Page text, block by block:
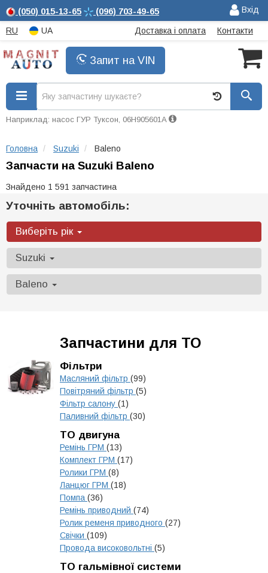
(050) 015-13-65 (096) 703-49-65 Вхід
RU UA Доставка і оплата Контакти
Запит на VIN
Наприклад: насос ГУР Туксон, 06H905601A
Головна Suzuki Baleno
Запчасти на Suzuki Baleno
Знайдено 1 591 запчастина
Уточніть автомобіль:
Виберіть рік
Suzuki
Baleno
Запчастини для ТО
Фільтри
Масляний фільтр (99)
Повітряний фільтр (5)
Фільтр салону (1)
Паливний фільтр (30)
ТО двигуна
Ремінь ГРМ (13)
Комплект ГРМ (17)
Ролики ГРМ (8)
Ланцюг ГРМ (18)
Помпа (36)
Ремінь приводний (74)
Ролик ременя приводного (27)
Свічки (109)
Провода високовольтні (5)
ТО гальмівної системи